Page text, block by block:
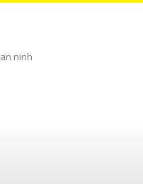
an ninh